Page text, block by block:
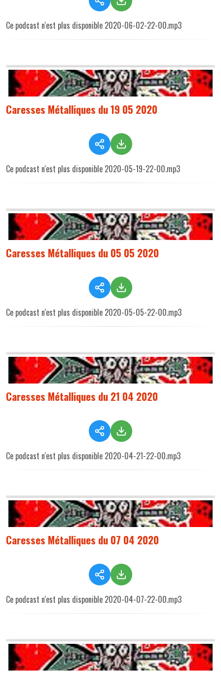
Ce podcast n'est plus disponible 2020-06-02-22-00.mp3
Caresses Métalliques du 19 05 2020
Ce podcast n'est plus disponible 2020-05-19-22-00.mp3
Caresses Métalliques du 05 05 2020
Ce podcast n'est plus disponible 2020-05-05-22-00.mp3
Caresses Métalliques du 21 04 2020
Ce podcast n'est plus disponible 2020-04-21-22-00.mp3
Caresses Métalliques du 07 04 2020
Ce podcast n'est plus disponible 2020-04-07-22-00.mp3